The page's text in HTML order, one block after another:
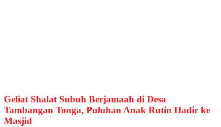
Geliat Shalat Subuh Berjamaah di Desa
Tambangan Tonga, Puluhan Anak Rutin Hadir ke
Masjid